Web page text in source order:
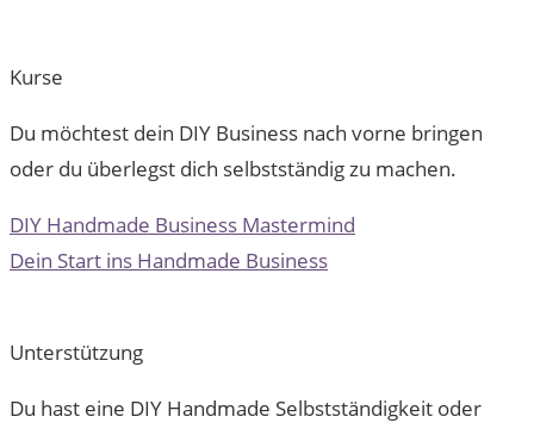
Kurse
Du möchtest dein DIY Business nach vorne bringen
oder du überlegst dich selbstständig zu machen.
DIY Handmade Business Mastermind
Dein Start ins Handmade Business
Unterstützung
Du hast eine DIY Handmade Selbstständigkeit oder